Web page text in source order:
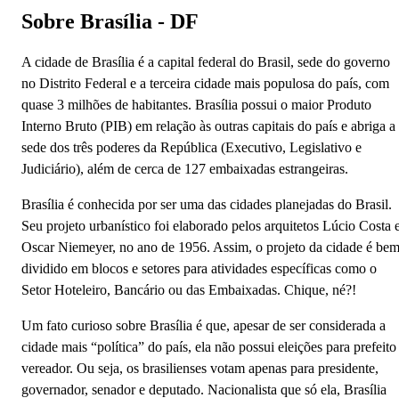
Sobre Brasília - DF
A cidade de Brasília é a capital federal do Brasil, sede do governo
no Distrito Federal e a terceira cidade mais populosa do país, com
quase 3 milhões de habitantes. Brasília possui o maior Produto
Interno Bruto (PIB) em relação às outras capitais do país e abriga a
sede dos três poderes da República (Executivo, Legislativo e
Judiciário), além de cerca de 127 embaixadas estrangeiras.
Brasília é conhecida por ser uma das cidades planejadas do Brasil.
Seu projeto urbanístico foi elaborado pelos arquitetos Lúcio Costa
Oscar Niemeyer, no ano de 1956. Assim, o projeto da cidade é bem
dividido em blocos e setores para atividades específicas como o
Setor Hoteleiro, Bancário ou das Embaixadas. Chique, né?!
Um fato curioso sobre Brasília é que, apesar de ser considerada a
cidade mais “política” do país, ela não possui eleições para prefeito
vereador. Ou seja, os brasilienses votam apenas para presidente,
governador, senador e deputado. Nacionalista que só ela, Brasília